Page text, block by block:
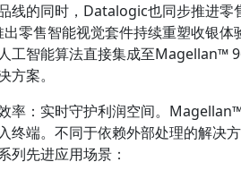
线的同时，Datalogic也同步推进
零售智能视觉套件持续重塑收银体
工智能算法直接集成至Magellan™
案。
：实时守护利润空间。
终端。不同于依赖外部处理的解决
列先进应用场景：